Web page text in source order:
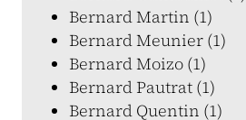
Bernard Martin (1)
Bernard Meunier (1)
Bernard Moizo (1)
Bernard Pautrat (1)
Bernard Quentin (1)